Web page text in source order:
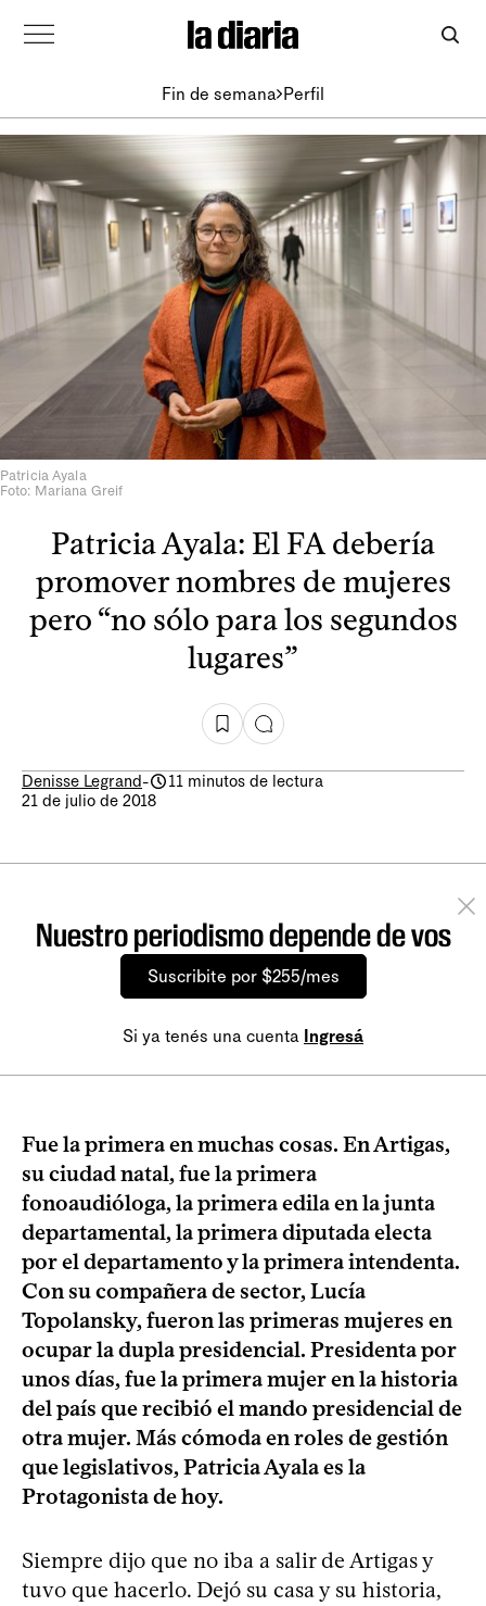
Fin de semana Perfil
Patricia Ayala
Foto: Mariana Greif
Patricia Ayala: El FA debería
promover nombres de mujeres
pero “no sólo para los segundos
lugares”
Denisse Legrand-
11 minutos de lectura
21 de julio de 2018
Nuestro periodismo depende de vos
Suscribite por $255/mes
Si ya tenés una cuenta Ingresá
Fue la primera en muchas cosas. En Artigas,
su ciudad natal, fue la primera
fonoaudióloga, la primera edila en la junta
departamental, la primera diputada electa
por el departamento y la primera intendenta.
Con su compañera de sector, Lucía
Topolansky, fueron las primeras mujeres en
ocupar la dupla presidencial. Presidenta por
unos días, fue la primera mujer en la historia
del país que recibió el mando presidencial de
otra mujer. Más cómoda en roles de gestión
que legislativos, Patricia Ayala es la
Protagonista de hoy.
Siempre dijo que no iba a salir de Artigas y
tuvo que hacerlo. Dejó su casa y su historia,